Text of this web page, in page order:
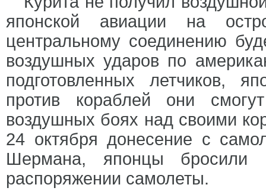
японской авиации на
центральному соединению
воздушных ударов по
подготовленных летчиков,
против кораблей они
воздушных боях над своими
24 октября донесение с
Шермана, японцы
распоряжении самолеты.